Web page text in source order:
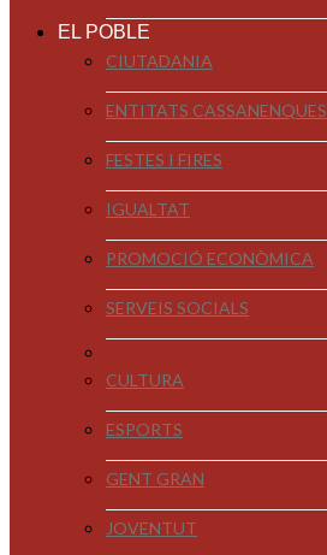
EL POBLE
CIUTADANIA
ENTITATS CASSANENQUES
FESTES I FIRES
IGUALTAT
PROMOCIÓ ECONÒMICA
SERVEIS SOCIALS
CULTURA
ESPORTS
GENT GRAN
JOVENTUT